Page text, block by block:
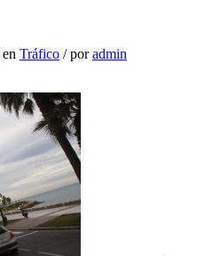
en Tráfico / poradmin